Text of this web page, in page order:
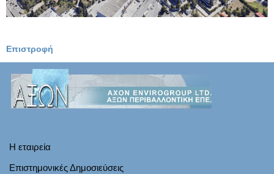
Επιστροφή
Η εταιρεία
Επιστημονικές Δημοσιεύσεις